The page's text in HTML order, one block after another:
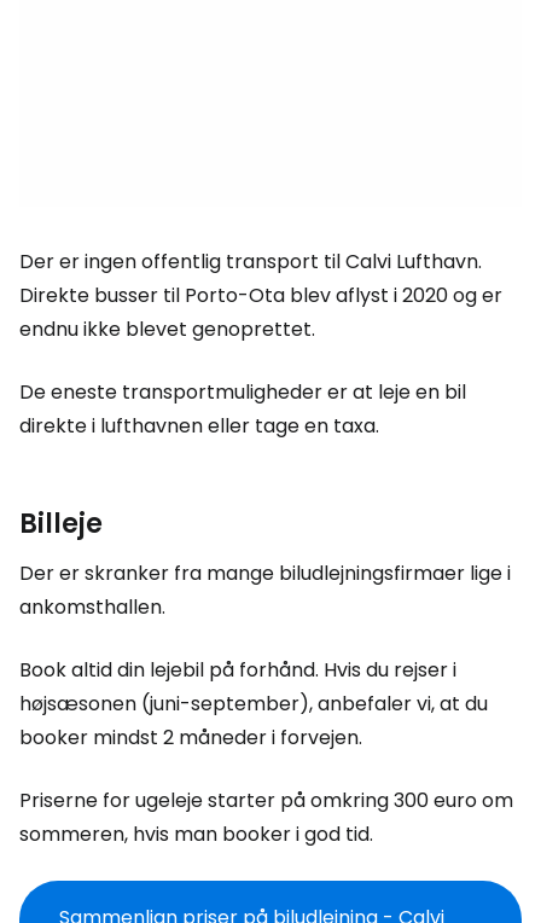
Der er ingen offentlig transport til Calvi Lufthavn.
Direkte busser til Porto-Ota blev aflyst i 2020 og er
endnu ikke blevet genoprettet.
De eneste transportmuligheder er at leje en bil
direkte i lufthavnen eller tage en taxa.
Billeje
Der er skranker fra mange biludlejningsfirmaer lige i
ankomsthallen.
Book altid din lejebil på forhånd. Hvis du rejser i
højsæsonen (juni-september), anbefaler vi, at du
booker mindst 2 måneder i forvejen.
Priserne for ugeleje starter på omkring 300 euro om
sommeren, hvis man booker i god tid.